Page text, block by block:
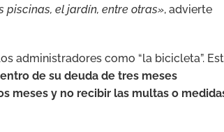
piscinas, el jardín, entre otras», advierte
administradores como “la bicicleta”.
de su deuda de tres meses
meses y no recibir las multas o